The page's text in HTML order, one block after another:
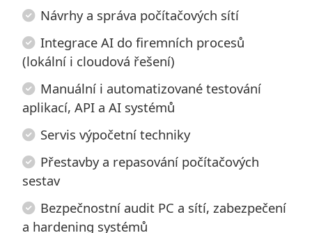
Návrhy a správa počítačových sítí
Integrace AI do firemních procesů
(lokální i cloudová řešení)
Manuální i automatizované testování
aplikací, API a AI systémů
Servis výpočetní techniky
Přestavby a repasování počítačových
sestav
Bezpečnostní audit PC a sítí, zabezpečení
a hardening systémů